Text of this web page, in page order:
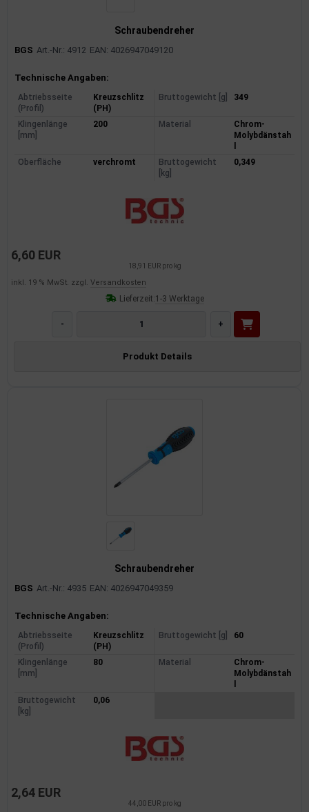
Schraubendreher
BGS Art.-Nr.: 4912 EAN: 4026947049120
Produktinformationen
Technische Angaben:
Abtriebsseite
(Profil)
Kreuzschlitz
(PH)
Bruttogewicht [g] 349
Klingenlänge
[mm]
200 Material
Chrom-
Molybdänstah
Oberfläche
verchromt
Bruttogewicht
[kg]
0,349
6,60 EUR
18,91 EUR pro kg
inkl. 19 % MwSt. zzgl. Versandkosten
Lieferzeit:1-3 Werktage
- +
Produkt Details
Schraubendreher
BGS Art.-Nr.: 4935 EAN: 4026947049359
Produktinformationen
Technische Angaben:
Abtriebsseite
(Profil)
Kreuzschlitz
(PH)
Bruttogewicht [g] 60
Klingenlänge
[mm]
80 Material
Chrom-
Molybdänstah
Bruttogewicht
[kg]
0,06
2,64 EUR
44,00 EUR pro kg